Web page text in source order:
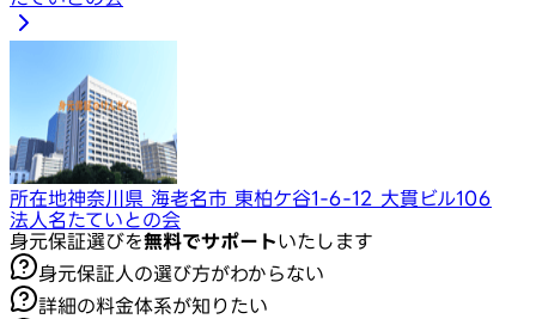
所在地神奈川県 海老名市 東柏ケ谷1-6-12 大貫ビル106
法人名たていとの会
身元保証選びを無料でサポートいたします
身元保証人の選び方がわからない
詳細の料金体系が知りたい